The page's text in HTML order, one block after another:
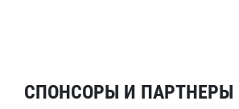
СПОНСОРЫ И ПАРТНЕРЫ